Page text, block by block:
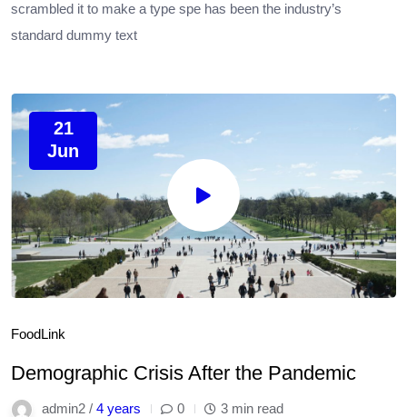
scrambled it to make a type spe has been the industry’s
standard dummy text
21
Jun
FoodLink
Demographic Crisis After the Pandemic
admin2 / 4 years 0 3 min read